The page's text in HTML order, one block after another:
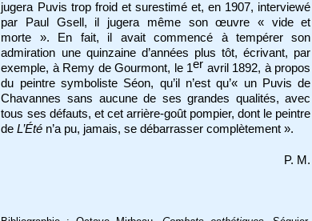
jugera Puvis trop froid et surestimé et, en 1907, interviewé
par Paul Gsell, il jugera même son œuvre « vide et
morte ». En fait, il avait commencé à tempérer son
admiration une quinzaine d’années plus tôt, écrivant, par
exemple, à Remy de Gourmont, le 1er avril 1892, à propos
du peintre symboliste Séon, qu’il n’est qu’« un Puvis de
Chavannes sans aucune de ses grandes qualités, avec
tous ses défauts, et cet arrière-goût pompier, dont le peintre
deL’Été n’a pu, jamais, se débarrasser complètement ».
P. M.